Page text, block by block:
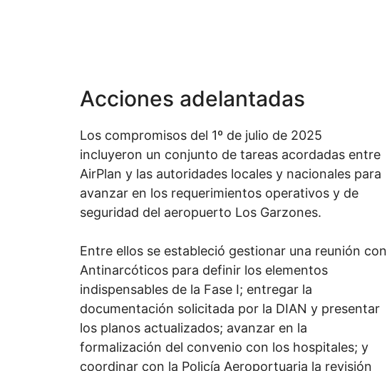
Acciones adelantadas
Los compromisos del 1º de julio de 2025
incluyeron un conjunto de tareas acordadas entre
AirPlan y las autoridades locales y nacionales para
avanzar en los requerimientos operativos y de
seguridad del aeropuerto Los Garzones.
Entre ellos se estableció gestionar una reunión con
Antinarcóticos para definir los elementos
indispensables de la Fase I; entregar la
documentación solicitada por la DIAN y presentar
los planos actualizados; avanzar en la
formalización del convenio con los hospitales; y
coordinar con la Policía Aeroportuaria la revisión